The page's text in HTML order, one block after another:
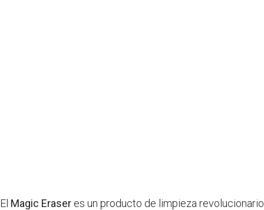
El Magic Eraser es un producto de limpieza revolucionario